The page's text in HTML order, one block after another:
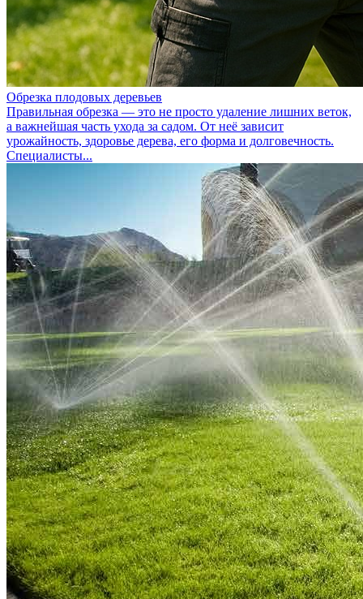
Обрезка плодовых деревьев
Правильная обрезка — это не просто удаление лишних веток,
а важнейшая часть ухода за садом. От неё зависит
урожайность, здоровье дерева, его форма и долговечность.
Специалисты...